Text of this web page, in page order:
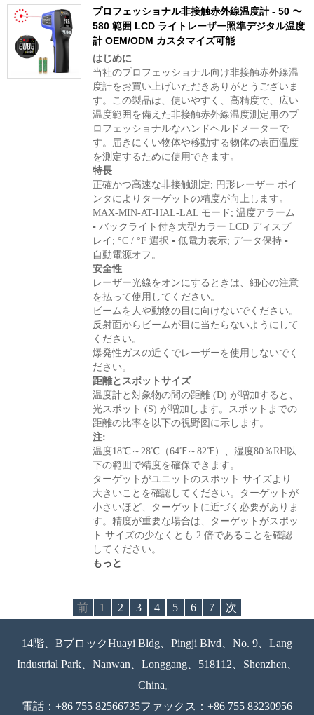
プロフェッショナル非接触赤外線温度計 - 50 〜
580 範囲 LCD ライトレーザー照準デジタル温度
計 OEM/ODM カスタマイズ可能
はじめに
当社のプロフェッショナル向け非接触赤外線温
度計をお買い上げいただきありがとうございま
す。この製品は、使いやすく、高精度で、広い
温度範囲を備えた非接触赤外線温度測定用のプ
ロフェッショナルなハンドヘルドメーターで
す。届きにくい物体や移動する物体の表面温度
を測定するために使用できます。
特長
正確かつ高速な非接触測定; 円形レーザー ポイ
ンタによりターゲットの精度が向上します。
MAX-MIN-AT-HAL-LAL モード; 温度アラーム
▪ バックライト付き大型カラー LCD ディスプ
レイ; °C / °F 選択 ▪ 低電力表示; データ保持 ▪
自動電源オフ。
安全性
レーザー光線をオンにするときは、細心の注意
を払って使用してください。
ビームを人や動物の目に向けないでください。
反射面からビームが目に当たらないようにして
ください。
爆発性ガスの近くでレーザーを使用しないでく
ださい。
距離とスポットサイズ
温度計と対象物の間の距離 (D) が増加すると、
光スポット (S) が増加します。スポットまでの
距離の比率を以下の視野図に示します。
注:
温度18℃～28℃（64℉～82℉）、湿度80％RH以
下の範囲で精度を確保できます。
ターゲットがユニットのスポット サイズより
大きいことを確認してください。ターゲットが
小さいほど、ターゲットに近づく必要がありま
す。精度が重要な場合は、ターゲットがスポッ
ト サイズの少なくとも 2 倍であることを確認
してください。
もっと
前 1 2 3 4 5 6 7 次
14階、BブロックHuayi Bldg、Pingji Blvd、No. 9、Lang
Industrial Park、Nanwan、Longgang、518112、Shenzhen、
China。
電話：+86 755 82566735ファックス：+86 755 83230956